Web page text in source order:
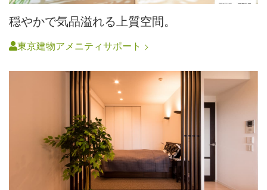
穏やかで気品溢れる上質空間。
東京建物アメニティサポート